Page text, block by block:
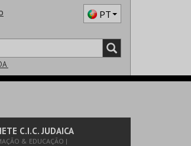
PT
C.I.C. JUDAICA
& EDUCAÇÃO |